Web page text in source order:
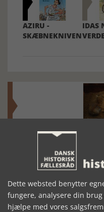
AZIRU -
SKÆBNEKNIVEN
IDAS
Den største samling af
Silkeborg Hovedgården
Dette websted benytter
fungere, analysere din
hjælpe med vores